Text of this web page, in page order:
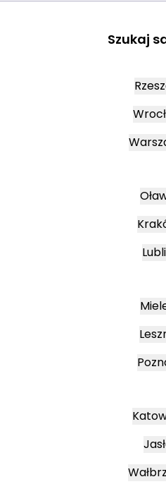
Szukaj